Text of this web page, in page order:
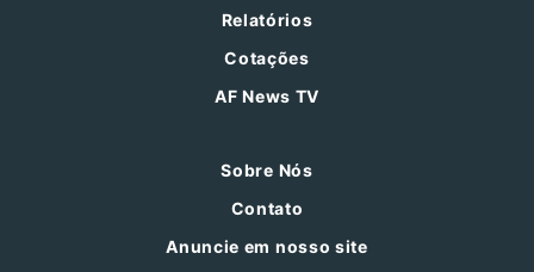
Relatórios
Cotações
AF News TV
Sobre Nós
Contato
Anuncie em nosso site